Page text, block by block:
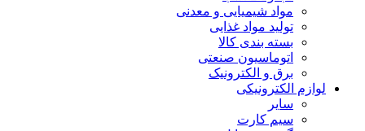
مواد شیمیایی و معدنی
تولید مواد غذایی
بسته بندی کالا
اتوماسیون صنعتی
برق و الکترونیک
لوازم الکترونیکی
سایر
سیم کارت